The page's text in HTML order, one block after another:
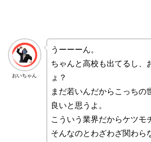
おいちゃん
うーーーん。
ちゃんと高校も出てるし、
ょ？
まだ若いんだからこっちの
良いと思うよ。
こういう業界だからケツモ
そんなのとわざわざ関わら